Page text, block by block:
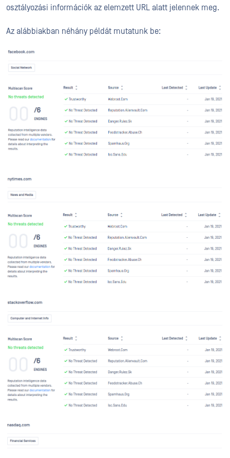
osztályozási információk az elemzett URL alatt jelennek meg.
Az alábbiakban néhány példát mutatunk be: